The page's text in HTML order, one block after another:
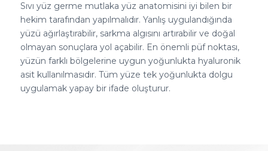
Sıvı yüz germe mutlaka yüz anatomisini iyi bilen bir
hekim tarafından yapılmalıdır. Yanlış uygulandığında
yüzü ağırlaştırabilir, sarkma algısını artırabilir ve doğal
olmayan sonuçlara yol açabilir. En önemli püf noktası,
yüzün farklı bölgelerine uygun yoğunlukta hyaluronik
asit kullanılmasıdır. Tüm yüze tek yoğunlukta dolgu
uygulamak yapay bir ifade oluşturur.